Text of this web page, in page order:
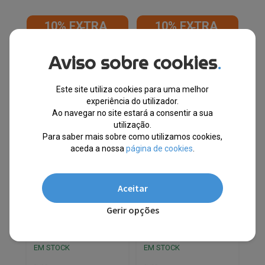
10% EXTRA,
CUPÃO:
Tommy Hilfiger®
EM STOCK
10% EXTRA,
CUPÃO:
Norway 1963® Calções
Azuis 838301
EM STOCK
Aviso sobre cookies.
Este site utiliza cookies para uma melhor
experiência do utilizador.
Ao navegar no site estará a consentir a sua
utilização.
Para saber mais sobre como utilizamos cookies,
aceda a nossa página de cookies
Aceitar
Gerir opções